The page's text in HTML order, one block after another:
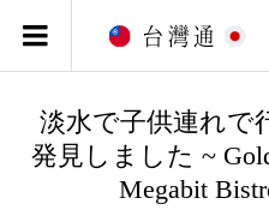
淡水で子供連れで
発見しました ~
Megabit